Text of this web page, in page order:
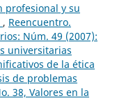
profesional y su
, Reencuentro.
Núm. 49 (2007):
universitarias
de la ética
de problemas
38, Valores en la